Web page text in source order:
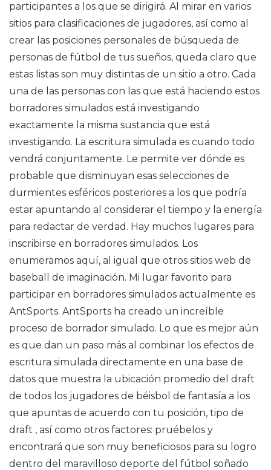
participantes a los que se dirigirá. Al mirar en varios
sitios para clasificaciones de jugadores, así como al
crear las posiciones personales de búsqueda de
personas de fútbol de tus sueños, queda claro que
estas listas son muy distintas de un sitio a otro. Cada
una de las personas con las que está haciendo estos
borradores simulados está investigando
exactamente la misma sustancia que está
investigando. La escritura simulada es cuando todo
vendrá conjuntamente. Le permite ver dónde es
probable que disminuyan esas selecciones de
durmientes esféricos posteriores a los que podría
estar apuntando al considerar el tiempo y la energía
para redactar de verdad. Hay muchos lugares para
inscribirse en borradores simulados. Los
enumeramos aquí, al igual que otros sitios web de
baseball de imaginación. Mi lugar favorito para
participar en borradores simulados actualmente es
AntSports. AntSports ha creado un increíble
proceso de borrador simulado. Lo que es mejor aún
es que dan un paso más al combinar los efectos de
escritura simulada directamente en una base de
datos que muestra la ubicación promedio del draft
de todos los jugadores de béisbol de fantasía a los
que apuntas de acuerdo con tu posición, tipo de
draft , así como otros factores: pruébelos y
encontrará que son muy beneficiosos para su logro
dentro del maravilloso deporte del fútbol soñado